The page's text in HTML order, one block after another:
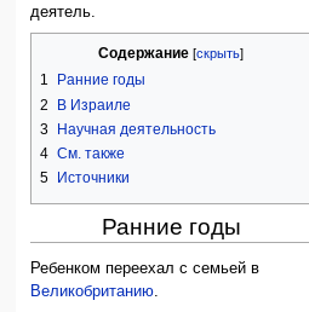
деятель.
Содержание
1
Ранние годы
2
В Израиле
3 Научная деятельность
4 См. также
5
Источники
Ранние годы
Ребенком переехал с семьей в
Великобританию.